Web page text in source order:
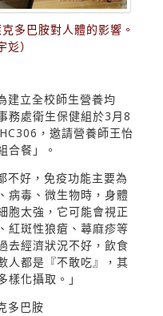
多巴胺對人體的影響。
彣）
建立全校師生營養均
務處衛生保健組於3月8
，邀請營養師王怡
合餐」。
不好，免疫功能主要為
病毒、微生物時，身體
胞太強，它可能會視正
紅斑性狼瘡、蕁麻疹等
去經濟狀況不好，飲食
人都是『不敢吃』，其
化攝取。」
多巴胺